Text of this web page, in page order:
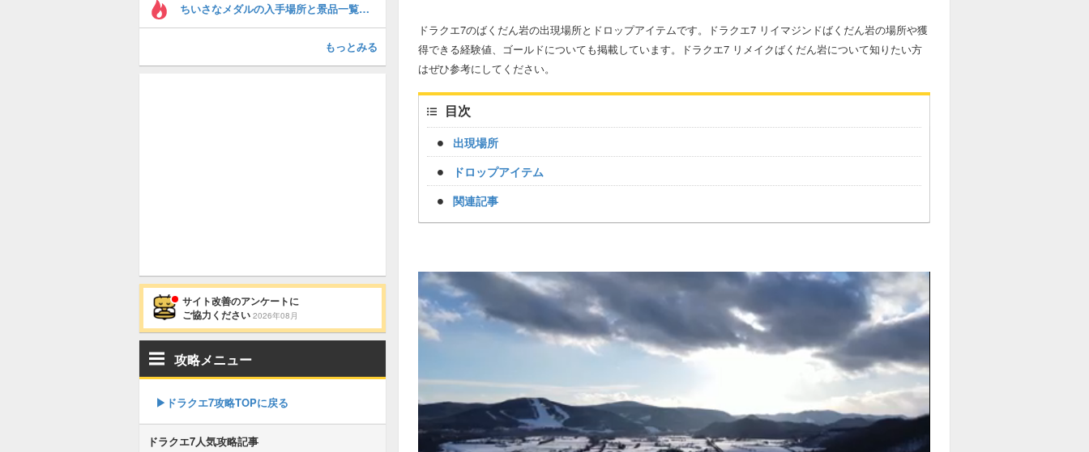
ドラクエ7のばくだん岩の出現場所とドロップアイテムです。ドラクエ7 リイマジンドばくだん岩の場所や獲
得できる経験値、ゴールドについても掲載しています。ドラクエ7 リメイクばくだん岩について知りたい方
はぜひ参考にしてください。
目次
出現場所
ドロップアイテム
関連記事
ちいさなメダルの入手場所と景品一覧・全100個網羅
もっとみる
サイト改善のアンケートに
ご協力ください 2026年08月
攻略メニュー
▶︎ドラクエ7攻略TOPに戻る
ドラクエ7人気攻略記事